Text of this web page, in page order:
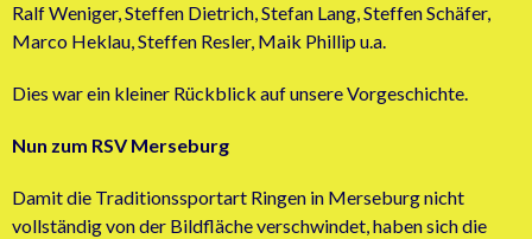
Ralf Weniger, Steffen Dietrich, Stefan Lang, Steffen Schäfer,
Marco Heklau, Steffen Resler, Maik Phillip u.a.
Dies war ein kleiner Rückblick auf unsere Vorgeschichte.
Nun zum RSV Merseburg
Damit die Traditionssportart Ringen in Merseburg nicht
vollständig von der Bildfläche verschwindet, haben sich die